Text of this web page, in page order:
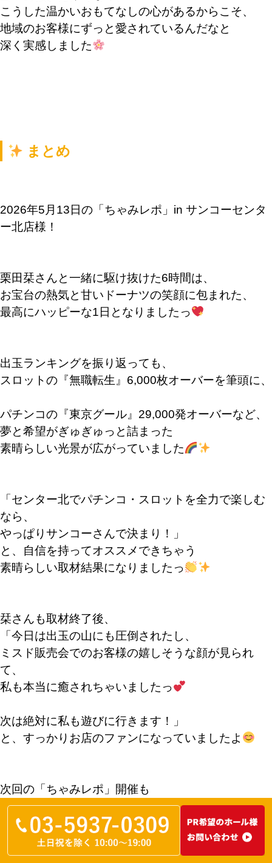
こうした温かいおもてなしの心があるからこそ、
地域のお客様にずっと愛されているんだなと
深く実感しました
まとめ
2026年5月13日の「ちゃみレポ」in サンコーセンタ
ー北店様！
栗田栞さんと一緒に駆け抜けた6時間は、
お宝台の熱気と甘いドーナツの笑顔に包まれた、
最高にハッピーな1日となりましたっ
出玉ランキングを振り返っても、
スロットの『無職転生』6,000枚オーバーを筆頭に、
パチンコの『東京グール』29,000発オーバーなど、
夢と希望がぎゅぎゅっと詰まった
素晴らしい光景が広がっていました
「センター北でパチンコ・スロットを全力で楽しむ
なら、
やっぱりサンコーさんで決まり！」
と、自信を持ってオススメできちゃう
素晴らしい取材結果になりましたっ
栞さんも取材終了後、
「今日は出玉の山にも圧倒されたし、
ミスド販売会でのお客様の嬉しそうな顔が見られ
て、
私も本当に癒されちゃいましたっ
次は絶対に私も遊びに行きます！」
と、すっかりお店のファンになっていましたよ
次回の「ちゃみレポ」開催も
今から楽しみで待ちきれませんっ
今回、足を運べなかった皆様も、